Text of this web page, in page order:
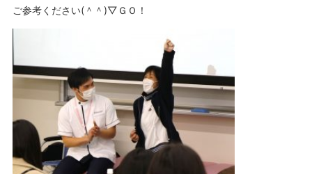
ご参考ください(＾＾)▽ＧＯ！